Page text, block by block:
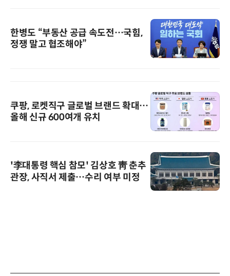
한병도 “부동산 공급 속도전…국힘,
정쟁 말고 협조해야”
쿠팡, 로켓직구 글로벌 브랜드 확대…
올해 신규 600여개 유치
'李대통령 핵심 참모' 김상호 靑 춘추
관장, 사직서 제출…수리 여부 미정